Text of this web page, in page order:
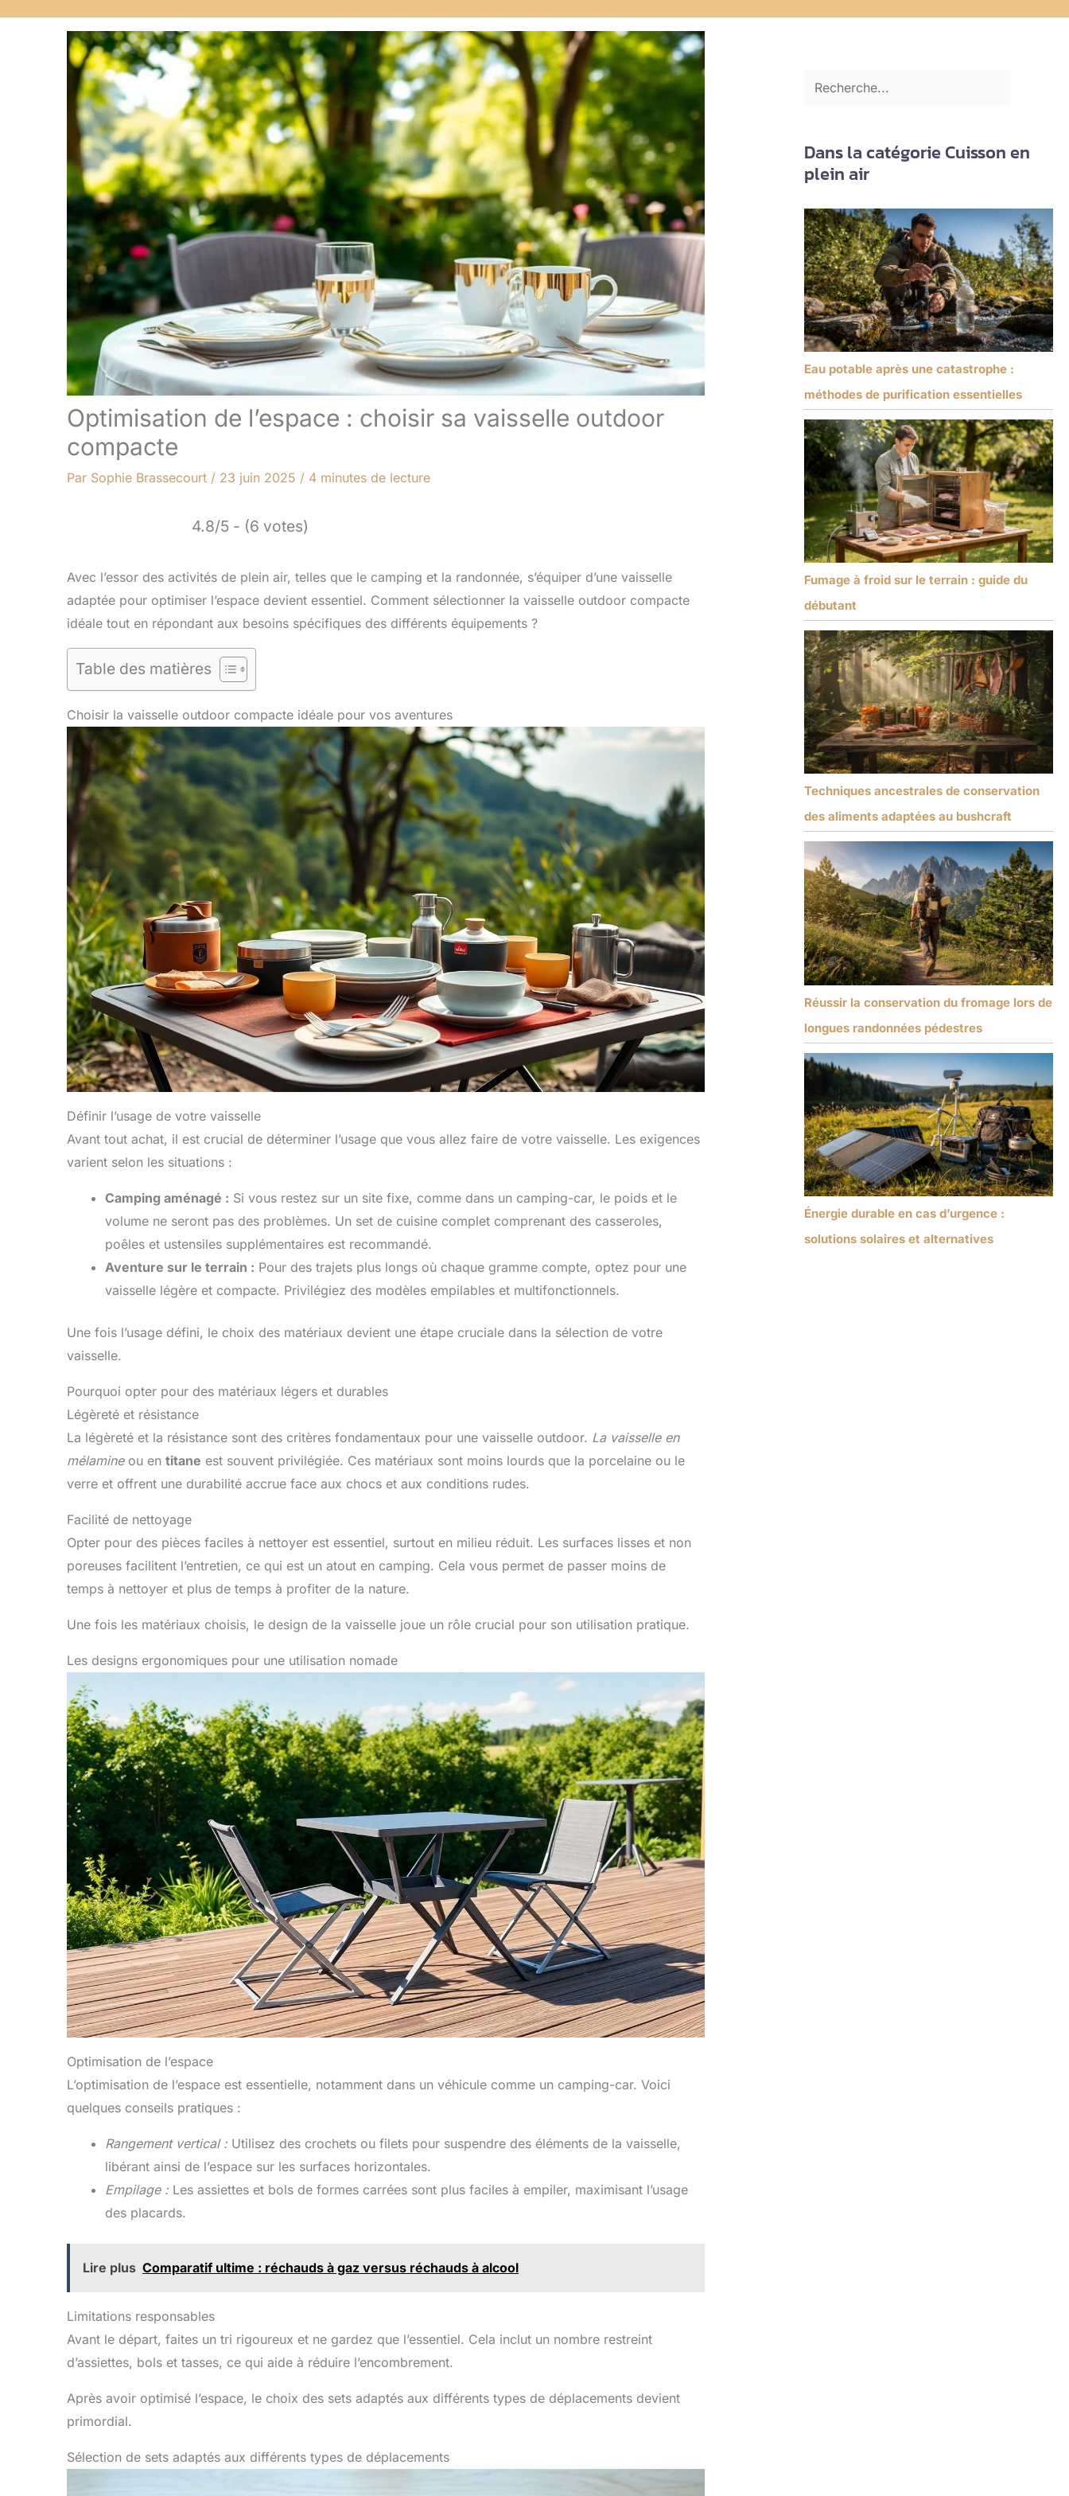
Optimisation de l’espace : choisir sa vaisselle outdoor
compacte
Par Sophie Brassecourt / 23 juin 2025 / 4 minutes de lecture
4.8/5 - (6 votes)
Avec l’essor des activités de plein air, telles que le camping et la randonnée, s’équiper d’une vaisselle
adaptée pour optimiser l’espace devient essentiel. Comment sélectionner la vaisselle outdoor compacte
idéale tout en répondant aux besoins spécifiques des différents équipements ?
Table des matières
Choisir la vaisselle outdoor compacte idéale pour vos aventures
Définir l’usage de votre vaisselle
Avant tout achat, il est crucial de déterminer l’usage que vous allez faire de votre vaisselle. Les exigences
varient selon les situations :
Camping aménagé : Si vous restez sur un site fixe, comme dans un camping-car, le poids et le
volume ne seront pas des problèmes. Un set de cuisine complet comprenant des casseroles,
poêles et ustensiles supplémentaires est recommandé.
Aventure sur le terrain : Pour des trajets plus longs où chaque gramme compte, optez pour une
vaisselle légère et compacte. Privilégiez des modèles empilables et multifonctionnels.
Une fois l’usage défini, le choix des matériaux devient une étape cruciale dans la sélection de votre
vaisselle.
Pourquoi opter pour des matériaux légers et durables
Légèreté et résistance
La légèreté et la résistance sont des critères fondamentaux pour une vaisselle outdoor. La vaisselle en
mélamineou en titane est souvent privilégiée. Ces matériaux sont moins lourds que la porcelaine ou le
verre et offrent une durabilité accrue face aux chocs et aux conditions rudes.
Facilité de nettoyage
Opter pour des pièces faciles à nettoyer est essentiel, surtout en milieu réduit. Les surfaces lisses et non
poreuses facilitent l’entretien, ce qui est un atout en camping. Cela vous permet de passer moins de
temps à nettoyer et plus de temps à profiter de la nature.
Une fois les matériaux choisis, le design de la vaisselle joue un rôle crucial pour son utilisation pratique.
Les designs ergonomiques pour une utilisation nomade
Optimisation de l’espace
L’optimisation de l’espace est essentielle, notamment dans un véhicule comme un camping-car. Voici
quelques conseils pratiques :
Rangement vertical : Utilisez des crochets ou filets pour suspendre des éléments de la vaisselle,
libérant ainsi de l’espace sur les surfaces horizontales.
Empilage : Les assiettes et bols de formes carrées sont plus faciles à empiler, maximisant l’usage
des placards.
Lire plus Comparatif ultime : réchauds à gaz versus réchauds à alcool
Limitations responsables
Avant le départ, faites un tri rigoureux et ne gardez que l’essentiel. Cela inclut un nombre restreint
d’assiettes, bols et tasses, ce qui aide à réduire l’encombrement.
Après avoir optimisé l’espace, le choix des sets adaptés aux différents types de déplacements devient
primordial.
Sélection de sets adaptés aux différents types de déplacements
Dans la catégorie Cuisson en
plein air
Eau potable après une catastrophe :
méthodes de purification essentielles
Fumage à froid sur le terrain : guide du
débutant
Techniques ancestrales de conservation
des aliments adaptées au bushcraft
Réussir la conservation du fromage lors de
longues randonnées pédestres
Énergie durable en cas d’urgence :
solutions solaires et alternatives